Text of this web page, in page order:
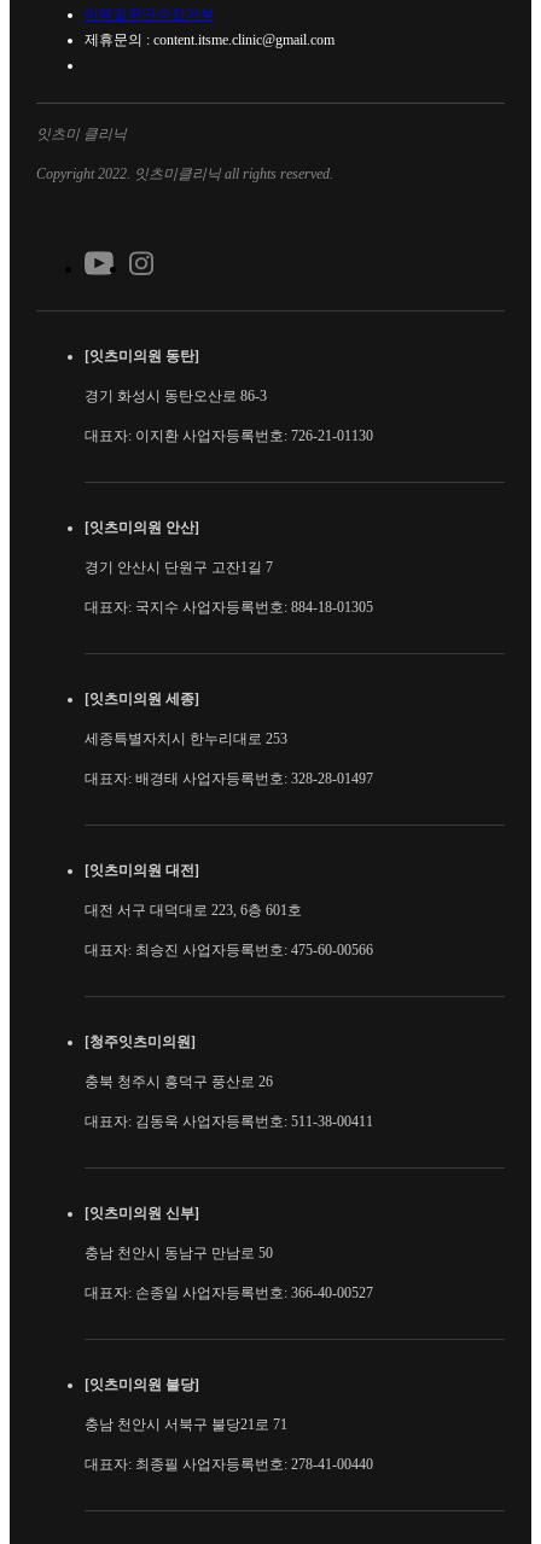
이메일무단수집거부
제휴문의 : content.itsme.clinic@gmail.com
잇츠미 클리닉
Copyright 2022. 잇츠미클리닉 all rights reserved.
[잇츠미의원 동탄]
경기 화성시 동탄오산로 86-3
대표자: 이지환 사업자등록번호: 726-21-01130
[잇츠미의원 안산]
경기 안산시 단원구 고잔1길 7
대표자: 국지수 사업자등록번호: 884-18-01305
[잇츠미의원 세종]
세종특별자치시 한누리대로 253
대표자: 배경태 사업자등록번호: 328-28-01497
[잇츠미의원 대전]
대전 서구 대덕대로 223, 6층 601호
대표자: 최승진 사업자등록번호: 475-60-00566
[청주잇츠미의원]
충북 청주시 흥덕구 풍산로 26
대표자: 김동욱 사업자등록번호: 511-38-00411
[잇츠미의원 신부]
충남 천안시 동남구 만남로 50
대표자: 손종일 사업자등록번호: 366-40-00527
[잇츠미의원 불당]
충남 천안시 서북구 불당21로 71
대표자: 최종필 사업자등록번호: 278-41-00440